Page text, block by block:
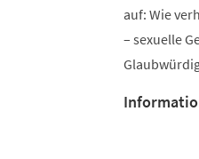
auf: Wie
– sexuelle